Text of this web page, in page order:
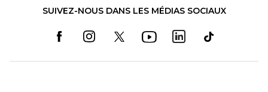
SUIVEZ-NOUS DANS LES MÉDIAS SOCIAUX